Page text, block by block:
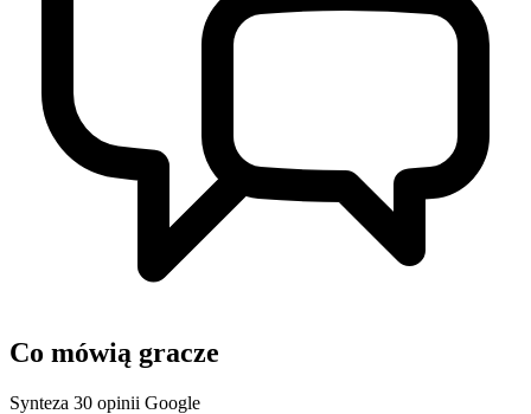
Co mówią gracze
Synteza 30 opinii Google